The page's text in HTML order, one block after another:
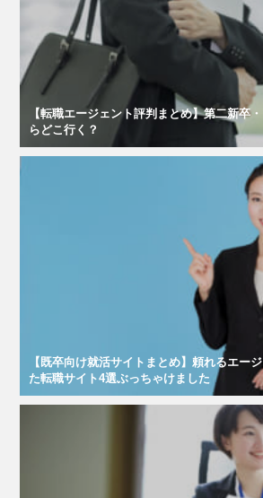
【転職エージェント評判まとめ】第二新卒
らどこ行く？
【既卒向け就活サイトまとめ】頼れるエー
た転職サイト4選ぶっちゃけました